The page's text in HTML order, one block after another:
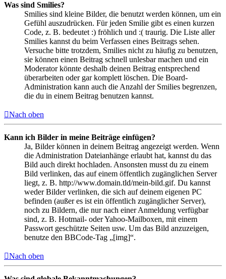
Was sind Smilies?
Smilies sind kleine Bilder, die benutzt werden können, um ein
Gefühl auszudrücken. Für jeden Smilie gibt es einen kurzen
Code, z. B. bedeutet :) fröhlich und :( traurig. Die Liste aller
Smilies kannst du beim Verfassen eines Beitrags sehen.
Versuche bitte trotzdem, Smilies nicht zu häufig zu benutzen,
sie können einen Beitrag schnell unlesbar machen und ein
Moderator könnte deshalb deinen Beitrag entsprechend
überarbeiten oder gar komplett löschen. Die Board-
Administration kann auch die Anzahl der Smilies begrenzen,
die du in einem Beitrag benutzen kannst.
Nach oben
Kann ich Bilder in meine Beiträge einfügen?
Ja, Bilder können in deinem Beitrag angezeigt werden. Wenn
die Administration Dateianhänge erlaubt hat, kannst du das
Bild auch direkt hochladen. Ansonsten musst du zu einem
Bild verlinken, das auf einem öffentlich zugänglichen Server
liegt, z. B. http://www.domain.tld/mein-bild.gif. Du kannst
weder Bilder verlinken, die sich auf deinem eigenen PC
befinden (außer es ist ein öffentlich zugänglicher Server),
noch zu Bildern, die nur nach einer Anmeldung verfügbar
sind, z. B. Hotmail- oder Yahoo-Mailboxen, mit einem
Passwort geschützte Seiten usw. Um das Bild anzuzeigen,
benutze den BBCode-Tag „[img]“.
Nach oben